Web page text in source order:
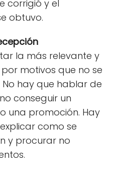
corrigió y el
obtuvo.
la más relevante y
motivos que no se
hay que hablar de
conseguir un
una promoción. Hay
como se
y procurar no